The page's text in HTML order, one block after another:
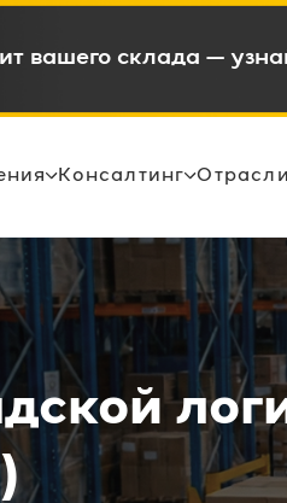
6-12 месяцев и
Консалтинг Отрасли